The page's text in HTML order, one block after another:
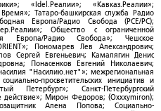
«Idel.Реалии»; «Кавказ.Реалии»;
Татаро-башкирская служба Радио
Европа/Радио Свобода (PCE/PC);
Общество с ограниченной
Европа/Радио Свобода»; Чешское
Пономарев Лев Александрович;
Сергей Евгеньевич; Камалягин Денис
Понасенков Евгений Николаевич;
"Насилию.нет"»; межрегиональная
просветительских инициатив и
Петербург»; Санкт-Петербургский
действие»; Мирон Федоров; (Oxxxymiron);
Алена Попова; Социально-